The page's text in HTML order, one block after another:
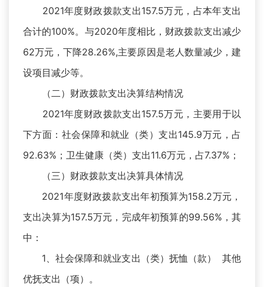
2021年度财政拨款支出157.5万元，占本年支出
合计的100%。与2020年度相比，财政拨款支出减少
62万元，下降28.26%,主要原因是老人数量减少，建
设项目减少等。
（二）财政拨款支出决算结构情况
2021年度财政拨款支出157.5万元，主要用于以
下方面：社会保障和就业（类）支出145.9万元，占
92.63%；卫生健康（类）支出11.6万元，占7.37%；
（三）财政拨款支出决算具体情况
2021年度财政拨款支出年初预算为158.2万元，
支出决算为157.5万元，完成年初预算的99.56%，其
中：
1、社会保障和就业支出（类）抚恤（款） 其他
优抚支出（项）。